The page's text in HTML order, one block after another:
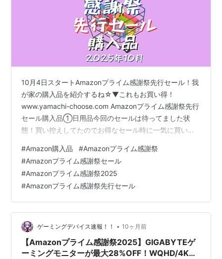
10月4日スタートAmazonプライム感謝祭先行セール！我
が家の購入品を紹介するね☆▼これもお買い得！
www.yamachi-choose.com Amazonプライム感謝祭先行
セール購入品①日用品今回のセールは待ってました状
態！買い控えしてたのでお得なセール時に一気に買い物
の石けんボディソープ 大容量 詰替え用 1450mlすっかり
これに落ち着いた♪by Amazon 無添加泡の石けんボディ
ソープ 大容量 詰替え用 1450ml我が家はこれを洗面所の
ハンドソープとしても使ってるよ！by Amazonの商品は
価格帯も良心的で買いやす…
#Amazon購入品 #Amazonプライム感謝祭
#Amazonプライム感謝祭セール
#Amazonプライム感謝祭2025
#Amazonプライム感謝祭先行セール
ゲーミングデバイス速報！！ • 10ヶ月前
【Amazonプライム感謝祭2025】GIGABYTEゲ
ーミングモニターが最大28%OFF！WQHD/4K・